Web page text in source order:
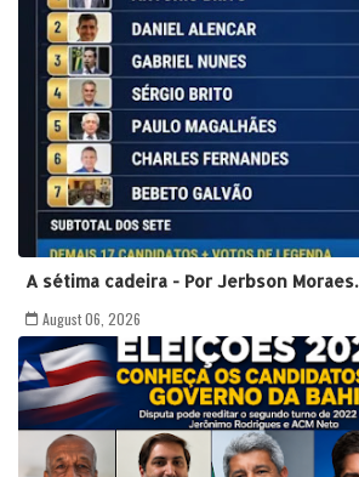
A sétima cadeira - Por Jerbson Moraes.
August 06, 2026